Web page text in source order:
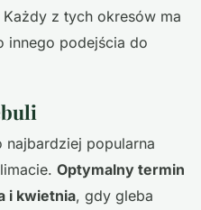
z tych okresów ma
innego podejścia do
najbardziej popularna
Optymalny termin
i kwietnia, gdy gleba